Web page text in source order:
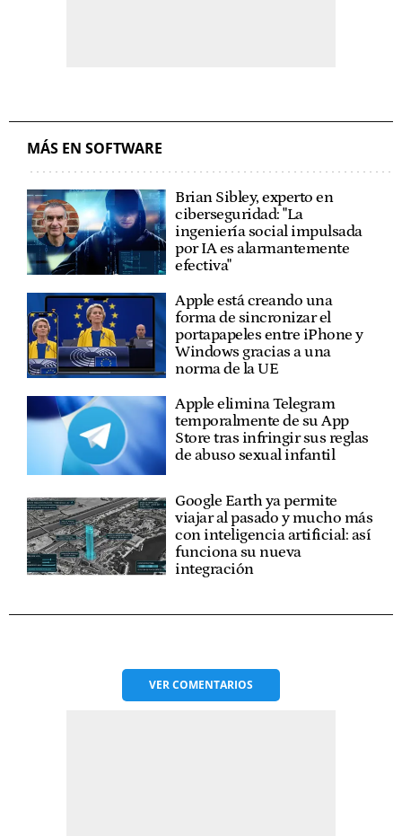
MÁS EN SOFTWARE
Brian Sibley, experto en
ciberseguridad: "La
ingeniería social impulsada
por IA es alarmantemente
efectiva"
Apple está creando una
forma de sincronizar el
portapapeles entre iPhone y
Windows gracias a una
norma de la UE
Apple elimina Telegram
temporalmente de su App
Store tras infringir sus reglas
de abuso sexual infantil
Google Earth ya permite
viajar al pasado y mucho más
con inteligencia artificial: así
funciona su nueva
integración
VERCOMENTARIOS